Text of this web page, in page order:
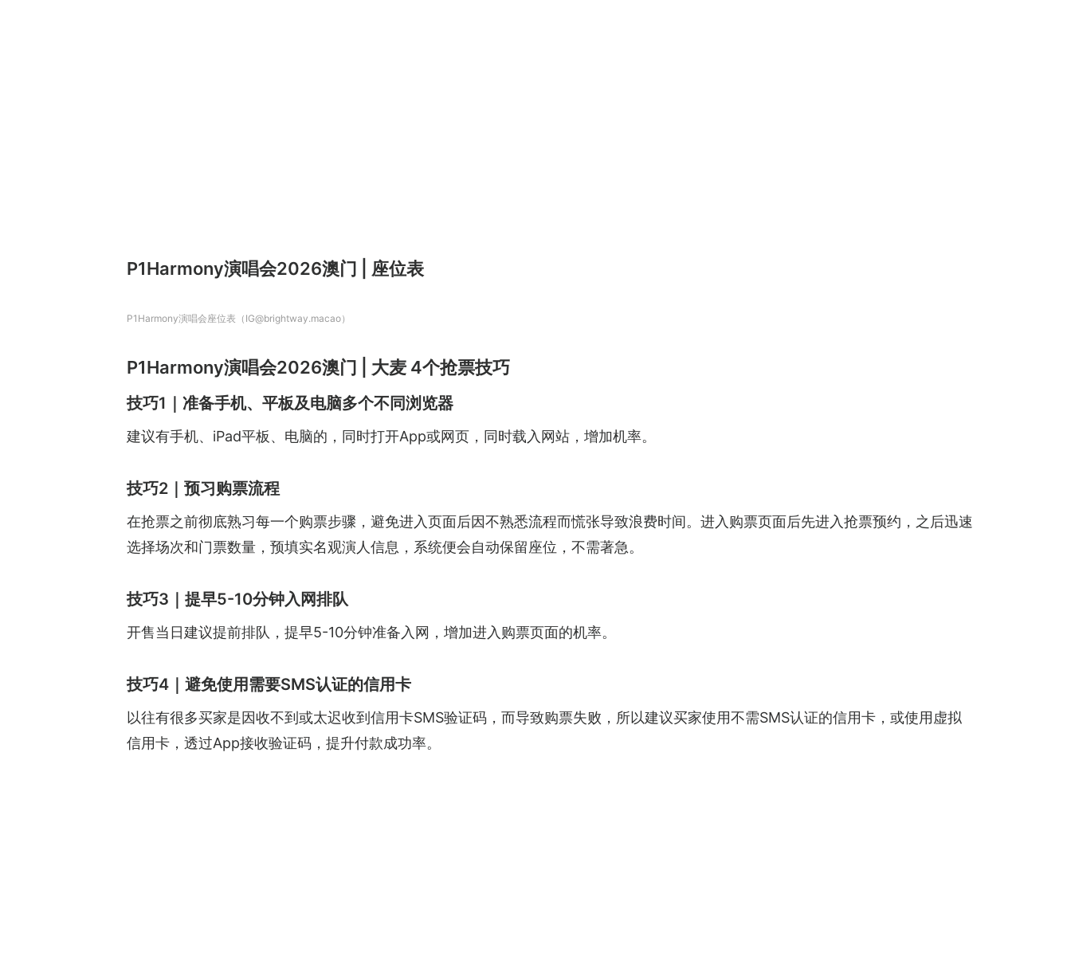
P1Harmony演唱会2026澳门 | 座位表
P1Harmony演唱会座位表（IG@brightway.macao）
P1Harmony演唱会2026澳门 | 大麦 4个抢票技巧
技巧1｜准备手机、平板及电脑多个不同浏览器
建议有手机、iPad平板、电脑的，同时打开App或网页，同时载入网站，增加机率。
技巧2｜预习购票流程
在抢票之前彻底熟习每一个购票步骤，避免进入页面后因不熟悉流程而慌张导致浪费时间。进入购票页面后先进入抢票预约，之后迅速
选择场次和门票数量，预填实名观演人信息，系统便会自动保留座位，不需著急。
技巧3｜提早5-10分钟入网排队
开售当日建议提前排队，提早5-10分钟准备入网，增加进入购票页面的机率。
技巧4｜避免使用需要SMS认证的信用卡
以往有很多买家是因收不到或太迟收到信用卡SMS验证码，而导致购票失败，所以建议买家使用不需SMS认证的信用卡，或使用虚拟
信用卡，透过App接收验证码，提升付款成功率。